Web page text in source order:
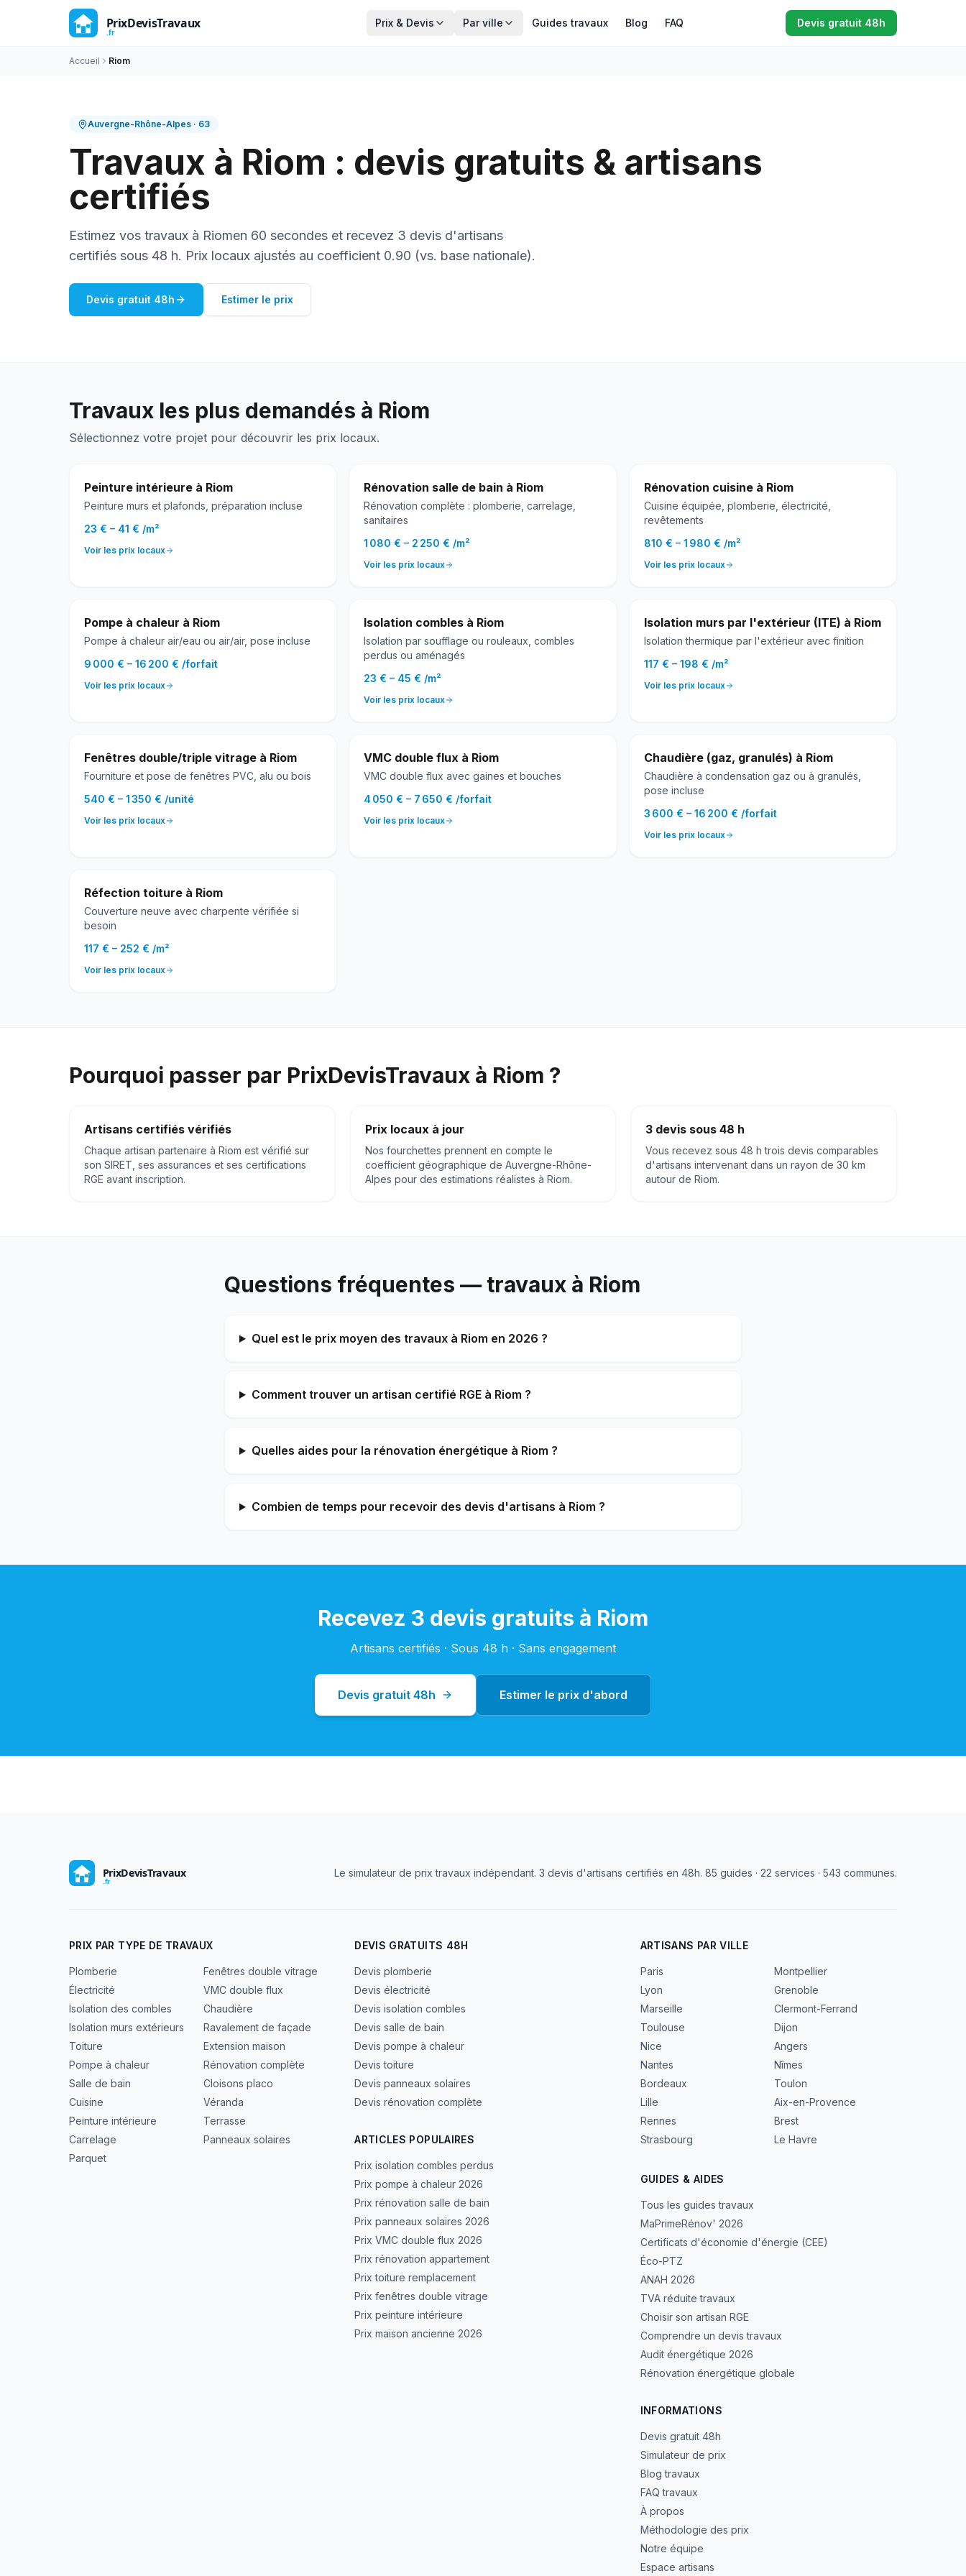
Prix & Devis Par ville Guides travaux Blog FAQ Devis gratuit 48h
Accueil Riom
Auvergne-Rhône-Alpes · 63
Travaux à Riom : devis gratuits & artisans
certifiés
Estimez vos travaux à Riomen 60 secondes et recevez 3 devis d'artisans
certifiés sous 48 h. Prix locaux ajustés au coefficient 0.90 (vs. base nationale).
Devis gratuit 48h Estimer le prix
Travaux les plus demandés à Riom
Sélectionnez votre projet pour découvrir les prix locaux.
Peinture intérieure à Riom
Peinture murs et plafonds, préparation incluse
23 € – 41 € /m²
Voir les prix locaux
Rénovation salle de bain à Riom
Rénovation complète : plomberie, carrelage,
sanitaires
1 080 € – 2 250 € /m²
Voir les prix locaux
Rénovation cuisineà Riom
Cuisine équipée, plomberie, électricité,
revêtements
810 € – 1 980 € /m²
Voir les prix locaux
Pompe à chaleur à Riom
Pompe à chaleur air/eau ou air/air, pose incluse
9 000 € – 16 200 € /forfait
Voir les prix locaux
Isolation combles à Riom
Isolation par soufflage ou rouleaux, combles
perdus ou aménagés
23 € – 45 € /m²
Voir les prix locaux
Isolation murs par l'extérieur (ITE) à Riom
Isolation thermique par l'extérieur avec finition
117 € – 198 € /m²
Voir les prix locaux
Fenêtres double/triple vitrage à Riom
Fourniture et pose de fenêtres PVC, alu ou bois
540 € – 1 350 € /unité
Voir les prix locaux
VMC double flux à Riom
VMC double flux avec gaines et bouches
4 050 € – 7 650 € /forfait
Voir les prix locaux
Chaudière (gaz, granulés) à Riom
Chaudière à condensation gaz ou à granulés,
pose incluse
3 600 € – 16 200 € /forfait
Voir les prix locaux
Réfection toiture à Riom
Couverture neuve avec charpente vérifiée si
besoin
117 € – 252 € /m²
Voir les prix locaux
Pourquoi passer par PrixDevisTravaux à Riom ?
Artisans certifiés vérifiés
Chaque artisan partenaire à Riom est vérifié sur
son SIRET, ses assurances et ses certifications
RGE avant inscription.
Prix locaux à jour
Nos fourchettes prennent en compte le
coefficient géographique de Auvergne-Rhône-
Alpes pour des estimations réalistes à Riom.
3 devis sous 48 h
Vous recevez sous 48 h trois devis comparables
d'artisans intervenant dans un rayon de 30 km
autour deRiom.
Questions fréquentes — travaux à Riom
Quel est le prix moyen des travaux à Riom en 2026 ?
Comment trouver un artisan certifié RGE à Riom ?
Quelles aides pour la rénovation énergétique à Riom ?
Combien de temps pour recevoir des devis d'artisans à Riom ?
Recevez 3 devis gratuits à Riom
Artisans certifiés · Sous 48 h · Sans engagement
Devis gratuit 48h Estimer le prix d'abord
Le simulateur de prix travaux indépendant. 3 devis d'artisans certifiés en 48h. 85 guides · 22 services · 543 communes.
PRIX PAR TYPE DE TRAVAUX
Plomberie
Électricité
Isolation des combles
Isolation murs extérieurs
Toiture
Pompe à chaleur
Salle de bain
Cuisine
Peinture intérieure
Carrelage
Parquet
Fenêtres double vitrage
VMC double flux
Chaudière
Ravalement de façade
Extension maison
Rénovation complète
Cloisons placo
Véranda
Terrasse
Panneaux solaires
DEVIS GRATUITS 48H
Devis plomberie
Devis électricité
Devis isolation combles
Devis salle de bain
Devis pompe à chaleur
Devis toiture
Devis panneaux solaires
Devis rénovation complète
ARTICLES POPULAIRES
Prix isolation combles perdus
Prix pompe à chaleur 2026
Prix rénovation salle de bain
Prix panneaux solaires 2026
Prix VMC double flux 2026
Prix rénovation appartement
Prix toiture remplacement
Prix fenêtres double vitrage
Prix peinture intérieure
Prix maison ancienne 2026
ARTISANS PAR VILLE
Paris
Lyon
Marseille
Toulouse
Nice
Nantes
Bordeaux
Lille
Rennes
Strasbourg
Montpellier
Grenoble
Clermont-Ferrand
Dijon
Angers
Nîmes
Toulon
Aix-en-Provence
Brest
Le Havre
GUIDES & AIDES
Tous les guides travaux
MaPrimeRénov' 2026
Certificats d'économie d'énergie (CEE)
Éco-PTZ
ANAH 2026
TVA réduite travaux
Choisir son artisan RGE
Comprendre un devis travaux
Audit énergétique 2026
Rénovation énergétique globale
INFORMATIONS
Devis gratuit 48h
Simulateur de prix
Blog travaux
FAQ travaux
À propos
Méthodologie des prix
Notre équipe
Espace artisans